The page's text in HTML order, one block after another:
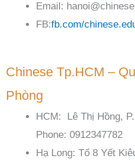
Email:
FB:fb.com/
Chinese Tp.HCM –
Phòng
HCM: Lê Thị Hồng,
Phone: 0912347782
Hạ Long: Tổ 8 Yết